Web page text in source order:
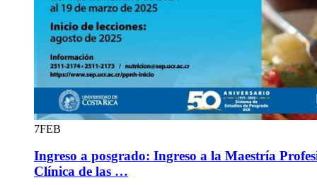
7FEB
Ingreso a posgrado: Ingreso a la Maestría
Clínica de las …